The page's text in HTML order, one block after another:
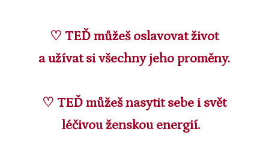
♡ TEĎ můžeš oslavovat život
a užívat si všechny jeho proměny.
♡ TEĎ můžeš nasytit sebe i svět
léčivou ženskou energií.